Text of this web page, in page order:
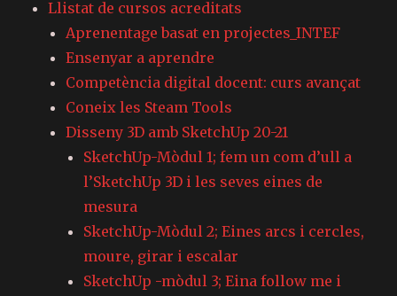
Llistat de cursos acreditats
Aprenentage basat en projectes_INTEF
Ensenyar a aprendre
Competència digital docent: curs avançat
Coneix les Steam Tools
Disseny 3D amb SketchUp 20-21
SketchUp-Mòdul 1; fem un com d’ull a
l’SketchUp 3D i les seves eines de
mesura
SketchUp-Mòdul 2; Eines arcs i cercles,
moure, girar i escalar
SketchUp -mòdul 3; Eina follow me i